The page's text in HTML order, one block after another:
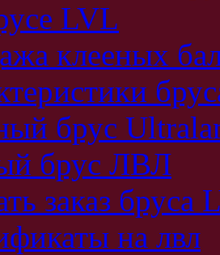
LVL
клееных
брус
брус ЛВЛ
заказ бруса
на лвл